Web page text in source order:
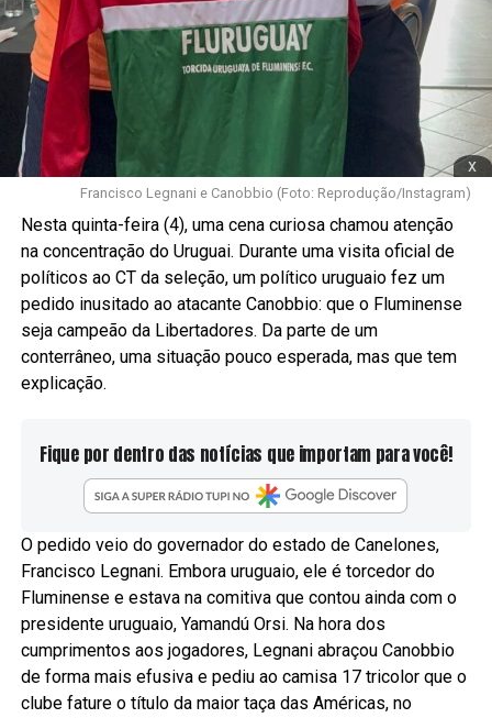
x
Francisco Legnani e Canobbio (Foto: Reprodução/Instagram)
Nesta quinta-feira (4), uma cena curiosa chamou atenção
na concentração do Uruguai. Durante uma visita oficial de
políticos ao CT da seleção, um político uruguaio fez um
pedido inusitado ao atacante Canobbio: que o Fluminense
seja campeão da Libertadores. Da parte de um
conterrâneo, uma situação pouco esperada, mas que tem
explicação.
Fique por dentro das notícias que importam para você!
O pedido veio do governador do estado de Canelones,
Francisco Legnani. Embora uruguaio, ele é torcedor do
Fluminense e estava na comitiva que contou ainda com o
presidente uruguaio, Yamandú Orsi. Na hora dos
cumprimentos aos jogadores, Legnani abraçou Canobbio
de forma mais efusiva e pediu ao camisa 17 tricolor que o
clube fature o título da maior taça das Américas, no